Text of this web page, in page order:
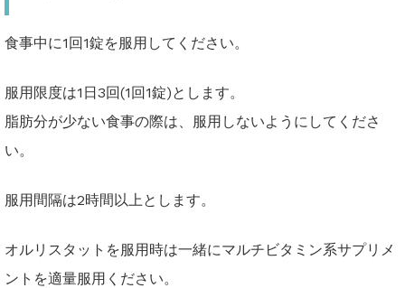
食事中に1回1錠を服用してください。
服用限度は1日3回(1回1錠)とします。
脂肪分が少ない食事の際は、服用しないようにしてくださ
い。
服用間隔は2時間以上とします。
オルリスタットを服用時は一緒にマルチビタミン系サプリメ
ントを適量服用ください。